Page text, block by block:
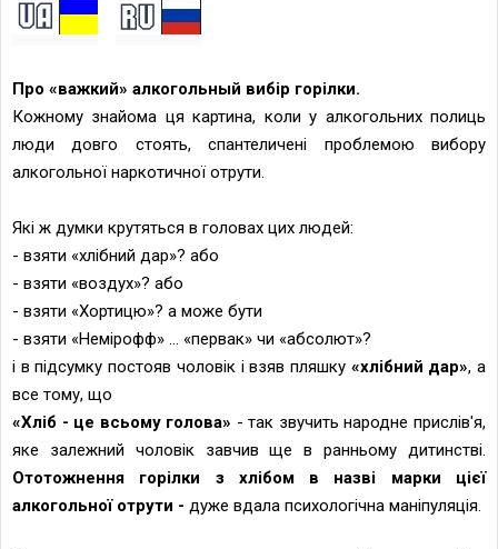
Про «важкий» алкогольный вибір горілки.
Кожному знайома ця картина, коли у алкогольних полиць
люди довго стоять, спантеличені проблемою вибору
алкогольної наркотичної отрути.
Які ж думки крутяться в головах цих людей:
- взяти «хлібний дар»? або
- взяти «воздух»? або
- взяти «Хортицю»? а може бути
- взяти «Немірофф» ... «первак» чи «абсолют»?
і в підсумку постояв чоловік і взяв пляшку «хлібний дар», а
все тому, що
«Хліб - це всьому голова» - так звучить народне прислів'я,
яке залежний чоловік завчив ще в ранньому дитинстві.
Ототожнення горілки з хлібом в назві марки цієї
алкогольної отрути - дуже вдала психологічна маніпуляція.